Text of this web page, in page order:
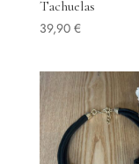
Tachuelas
39,90 €